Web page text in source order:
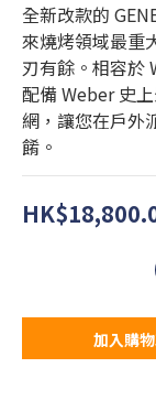
全新改款的
來燒烤領域最重
刃有餘。相容於
配備 Weber 史
網，讓您在戶外
餚。
加入購